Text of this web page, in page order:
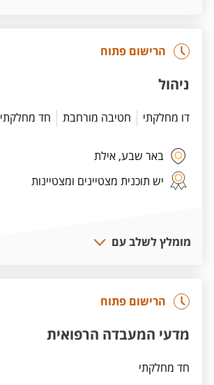
הרישום פתוח
ניהול
דו מחלקתי חטיבה מורחבת חד מחלקתי
באר שבע, אילת
יש תוכנית מצטיינים ומצטיינות
מומלץ לשלב עם
הרישום פתוח
מדעי המעבדה הרפואית
חד מחלקתי